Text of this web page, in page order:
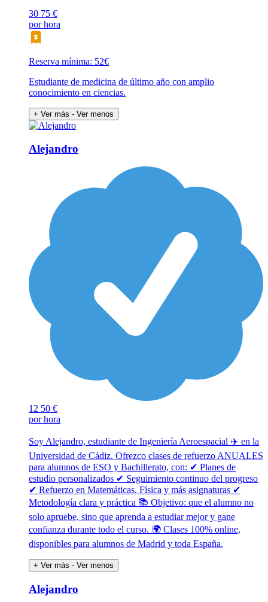
30 75 €
por hora
Reserva mínima: 52€
Estudiante de medicina de último año con amplio
conocimiento en ciencias.
+ Ver más - Ver menos
Alejandro
12 50 €
por hora
Soy Alejandro, estudiante de Ingeniería Aeroespacial ✈️ en la
Universidad de Cádiz. Ofrezco clases de refuerzo ANUALES
para alumnos de ESO y Bachillerato, con: ✔ Planes de
estudio personalizados ✔ Seguimiento continuo del progreso
✔ Refuerzo en Matemáticas, Física y más asignaturas ✔
Metodología clara y práctica 📚 Objetivo: que el alumno no
solo apruebe, sino que aprenda a estudiar mejor y gane
confianza durante todo el curso. 🌍 Clases 100% online,
disponibles para alumnos de Madrid y toda España.
+ Ver más - Ver menos
Alejandro